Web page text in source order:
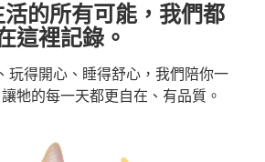
活的所有可能，我們都
這裡記錄。
玩得開心、睡得舒心，我們陪你一
牠的每一天都更自在、有品質。